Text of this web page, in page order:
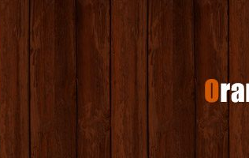
ンジコン
お知らせ